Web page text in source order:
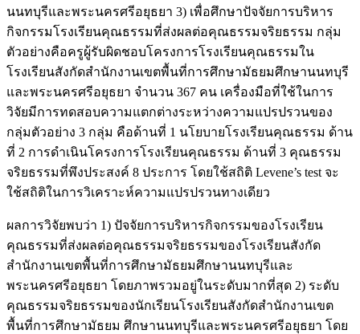
นนทบุรีและพระนครศรีอยุธยา 3) เพื่อศึกษาปัจจัยการบริหาร
กิจกรรมโรงเรียนคุณธรรมที่ส่งผลต่อคุณธรรมจริยธรรม กลุ่ม
ตัวอย่างคือครูผู้รับผิดชอบโครงการโรงเรียนคุณธรรมใน
โรงเรียนสังกัดสำนักงานเขตพื้นที่การศึกษามัธยมศึกษานนทบุรี
และพระนครศรีอยุธยา จำนวน 367 คน เครื่องมือที่ใช้ในการ
วิจัยมีการทดสอบความแตกต่างระหว่างความแปรปรวนของ
กลุ่มตัวอย่าง 3 กลุ่ม คือด้านที่ 1 นโยบายโรงเรียนคุณธรรม ด้าน
ที่ 2 การดำเนินโครงการโรงเรียนคุณธรรม ด้านที่ 3 คุณธรรม
จริยธรรมที่พึงประสงค์ 8 ประการ โดยใช้สถิติ Levene’s test จะ
ใช้สถิติในการวิเคราะห์ความแปรปรวนทางเดียว
ผลการวิจัยพบว่า 1) ปัจจัยการบริหารกิจกรรมของโรงเรียน
คุณธรรมที่ส่งผลต่อคุณธรรมจริยธรรมของโรงเรียนสังกัด
สำนักงานเขตพื้นที่การศึกษามัธยมศึกษานนทบุรีและ
พระนครศรีอยุธยา โดยภาพรวมอยู่ในระดับมากที่สุด 2) ระดับ
คุณธรรมจริยธรรมของนักเรียนโรงเรียนสังกัดสำนักงานเขต
พื้นที่การศึกษามัธยม ศึกษานนทบุรีและพระนครศรีอยุธยา โดย